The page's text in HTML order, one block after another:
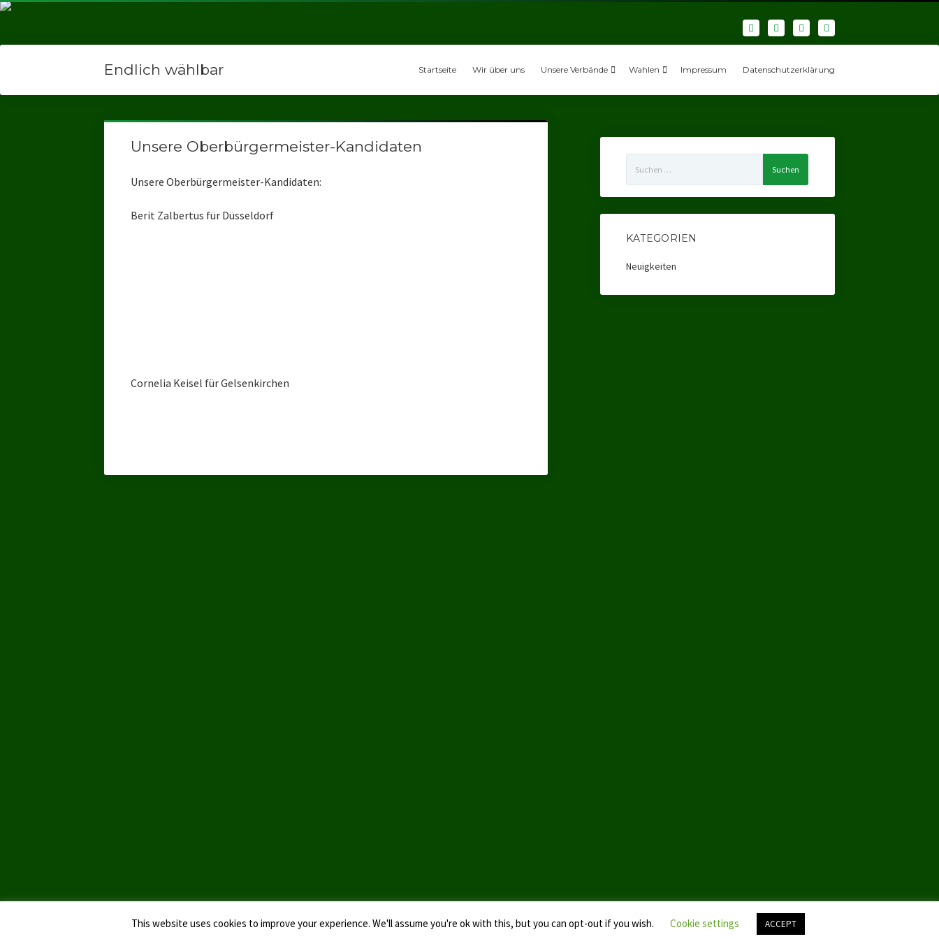
Endlich wählbar Startseite Wir über uns Unsere Verbände Wahlen Impressum Datenschutzerklärung
Unsere Oberbürgermeister-Kandidaten
Unsere Oberbürgermeister-Kandidaten:
Berit Zalbertus für Düsseldorf
Cornelia Keisel für Gelsenkirchen
nach:
KATEGORIEN
Neuigkeiten
This website uses cookies to improve your experience. We'll assume you're ok with this, but you can opt-out if you wish. Cookie settings ACCEPT